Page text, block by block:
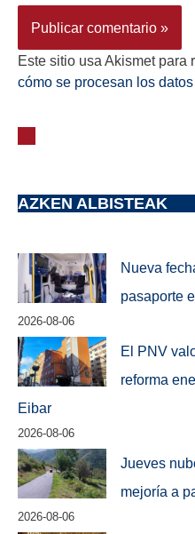
Este sitio usa Akismet para
cómo se procesan los
AZKEN ALBISTEAK
Nueva
pasaporte
2026-08-06
El PNV
reforma
Eibar
2026-08-06
Jueves
mejoría a
2026-08-06